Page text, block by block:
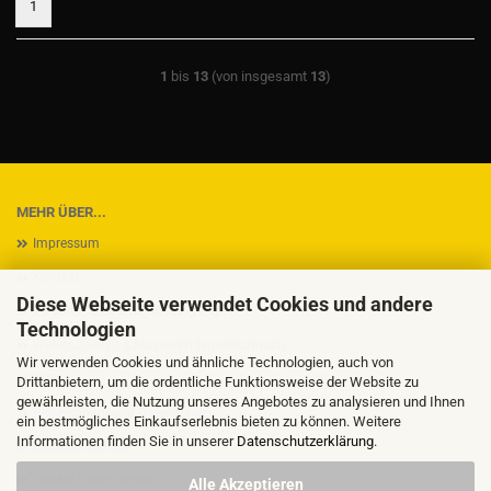
Diese Webseite verwendet Cookies und andere
Technologien
Wir verwenden Cookies und ähnliche Technologien, auch von
Drittanbietern, um die ordentliche Funktionsweise der Website zu
gewährleisten, die Nutzung unseres Angebotes zu analysieren und Ihnen
ein bestmögliches Einkaufserlebnis bieten zu können. Weitere
Informationen finden Sie in unserer Datenschutzerklärung.
Alle Akzeptieren
1
1 bis 13 (von insgesamt 13)
MEHR ÜBER...
Impressum
Versand- & Zahlungsbedingungen
Widerrufsrecht & Muster-Widerrufsformular
AGB
Privatsphäre und Datenschutz
Callback Service